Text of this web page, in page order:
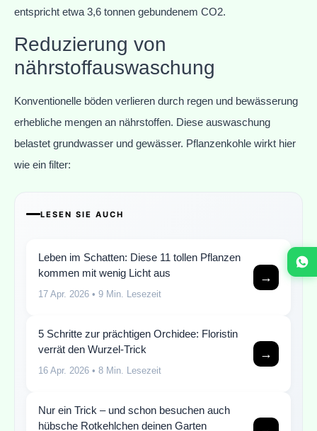
entspricht etwa 3,6 tonnen gebundenem CO2.
Reduzierung von
nährstoffauswaschung
Konventionelle böden verlieren durch regen und bewässerung
erhebliche mengen an nährstoffen. Diese auswaschung
belastet grundwasser und gewässer. Pflanzenkohle wirkt hier
wie ein filter:
LESEN SIE AUCH
Leben im Schatten: Diese 11 tollen Pflanzen
kommen mit wenig Licht aus
17 Apr. 2026 • 9 Min. Lesezeit
→
5 Schritte zur prächtigen Orchidee: Floristin
verrät den Wurzel-Trick
16 Apr. 2026 • 8 Min. Lesezeit
→
Nur ein Trick – und schon besuchen auch
hübsche Rotkehlchen deinen Garten